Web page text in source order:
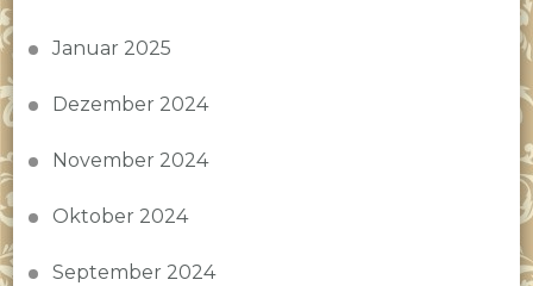
Januar 2025
Dezember 2024
November 2024
Oktober 2024
September 2024